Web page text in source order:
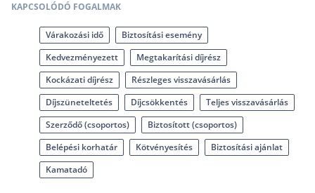
Nyugdíjbiztosítás hozamok
Nyugdíjbiztosítás költségek
Életbiztosítások
Balesetbiztosítás
Csoportos életbiztosítás
Kockázati életbiztosítás 🛡
KAPCSOLÓDÓ FOGALMAK
Várakozási idő
Biztosítási esemény
Kedvezményezett
Megtakarítási díjrész
Kockázati díjrész
Részleges visszavásárlás
Díjszüneteltetés
Díjcsökkentés
Teljes visszavásárlás
Szerződő (csoportos)
Biztosított (csoportos)
Belépési korhatár
Kötvényesítés
Biztosítási ajánlat
Kamatadó